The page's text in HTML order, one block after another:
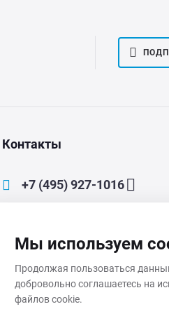
Контакты
+7 (495) 927-1016
111033, Москва,
Пн-Чт 8:00 - 17:00
Пт 8:00 - 16:00
Мы используем
Продолжая пользоваться
добровольно соглашаетесь на
файлов cookie.